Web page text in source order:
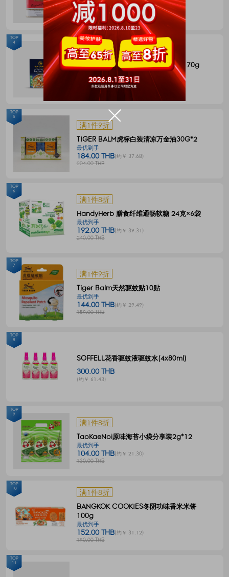
144.00 THB(约￥ 29.49)
180.00 THB
满1件8折
BLUE ELEPHANT 冬阴功一体式汤料 70g
55.00 THB(约￥ 11.27)
68.00 THB
TOP
4
满1件9折
TIGER BALM虎标白装清凉万金油30G*2
最优到手
184.00 THB(约￥ 37.68)
204.00 THB
TOP
5
满1件8折
HandyHerb 膳食纤维通畅软糖 24克×6袋
最优到手
192.00 THB(约￥ 39.31)
240.00 THB
TOP
6
满1件9折
Tiger Balm天然驱蚊贴10贴
最优到手
144.00 THB(约￥ 29.49)
159.00 THB
TOP
7
SOFFELL花香驱蚊液驱蚊水(4x80ml)
300.00 THB
(约￥ 61.43)
TOP
8
满1件8折
TaoKaeNoi原味海苔小袋分享装2g*12
最优到手
104.00 THB(约￥ 21.30)
130.00 THB
TOP
9
满1件8折
BANGKOK COOKIES冬阴功味香米米饼
100g
最优到手
152.00 THB(约￥ 31.12)
190.00 THB
TOP
10
TOP
11